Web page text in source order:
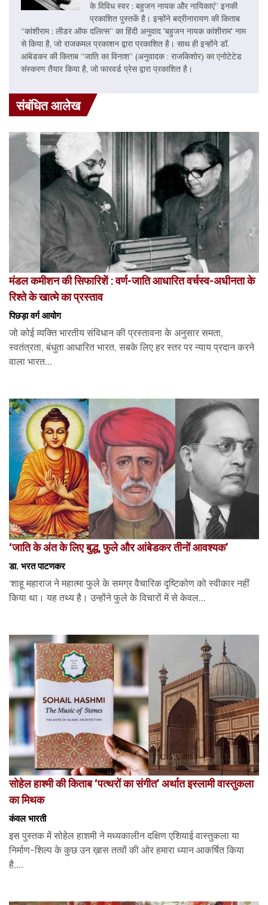
के विविध स्वर : बहुजन नायक और नायिकाएं” इनकी
प्रकाशित पुस्तकें है। इन्होंने बद्रीनारायण की किताब
“कांशीराम : लीडर ऑफ दलित्स” का हिंदी अनुवाद 'बहुजन नायक कांशीराम' नाम
से किया है, जो राजकमल प्रकाशन द्वारा प्रकाशित है। साथ ही इन्होंने डॉ.
आंबेडकर की किताब “जाति का विनाश” (अनुवादक : राजकिशोर) का एनोटेटेड
संस्करण तैयार किया है, जो फारवर्ड प्रेस द्वारा प्रकाशित है।
संबंधित आलेख
मंडल कमीशन की सिफारिशें : वर्ण-जाति आधारित वर्चस्व-अधीनता के
रिश्ते के खात्मे का प्रस्ताव
पिछड़ा वर्ग आयोग
जो कोई व्यक्ति भारतीय संविधान की प्रस्तावना के अनुसार समता,
स्वतंत्रता, बंधुता आधारित भारत, सबके लिए हर स्तर पर न्याय प्रदान करने
वाला भारत...
‘जाति के अंत के लिए बुद्ध, फुले और आंबेडकर तीनों आवश्यक’
डा. भरत पाटणकर
‘शाहू महाराज ने महात्मा फुले के समग्र वैचारिक दृष्टिकोण को स्वीकार नहीं
किया था। यह तथ्य है। उन्होंने फुले के विचारों में से केवल...
सोहेल हाश्मी की किताब ‘पत्थरों का संगीत’ अर्थात इस्लामी वास्तुकला
का मिथक
कंवल भारती
इस पुस्तक में सोहेल हाशमी ने मध्यकालीन दक्षिण एशियाई वास्तुकला या
निर्माण-शिल्प के कुछ उन ख़ास तत्वों की ओर हमारा ध्यान आकर्षित किया
है,...